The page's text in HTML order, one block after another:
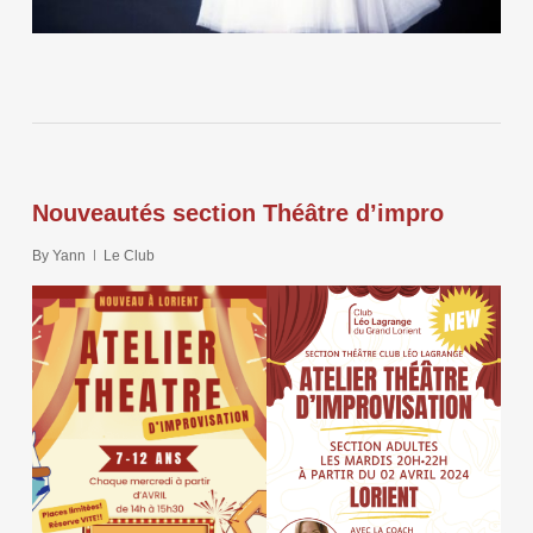
Nouveautés section Théâtre d’impro
By Yann Le Club